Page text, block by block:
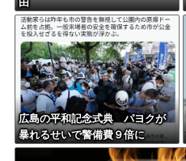
広島の平和記念式典 パヨクが
暴れるせいで警備費９倍に